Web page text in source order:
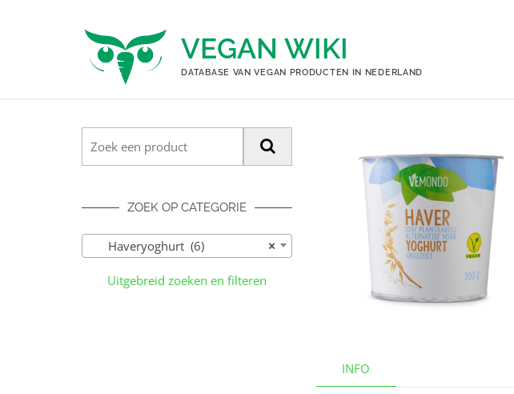
VEGAN WIKI
DATABASE VAN VEGAN PRODUCTEN IN NEDERLAND
INFO
ZOEK OP CATEGORIE
×
Haveryoghurt (6)
Uitgebreid zoeken en filteren